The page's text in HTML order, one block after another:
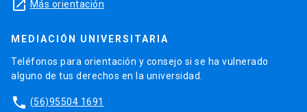
launch Más orientación
MEDIACIÓN UNIVERSITARIA
Teléfonos para orientación y consejo si se ha vulnerado
alguno de tus derechos en la universidad.
phone (56)95504 1691